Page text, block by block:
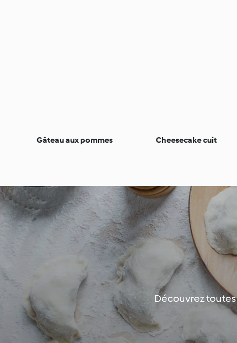
Gâteau aux pommes Cheesecake cuit
Découvrez